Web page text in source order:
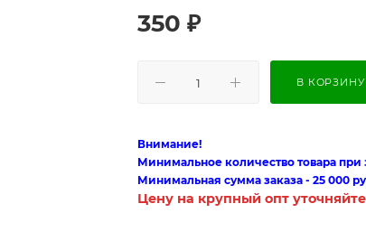
350 ₽
В КОРЗИНУ
Внимание!
Минимальное количество товара при
Минимальная сумма заказа - 25 000
Цену на крупный опт